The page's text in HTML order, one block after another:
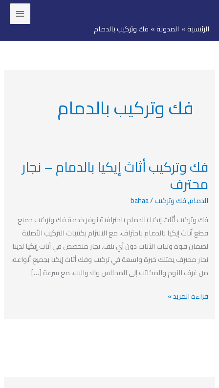
المحتوى
الرئيسية المدونة فك وتركيب بالدمام
فك وتركيب بالدمام
فك وتركيب أثاث إيكيا بالدمام – نجار
محترف
الدمام,فك وتركيب/
bahaa
فك وتركيب أثاث إيكيا بالدمام باحترافية نوفر خدمة فك وتركيب جميع
قطع أثاث إيكيا بالدمام باحتراف، مع الالتزام بكتيبات التركيب الأصلية
لضمان قوة وثبات الأثاث دون أي تلف. نجار متخصص في أثاث إيكيا لدينا
نجار محترف يمتلك خبرة واسعة في تركيب وفك أثاث إيكيا بجميع أنواعه،
من غرف النوم والمكاتب إلى المجالس والدواليب، مع سرعة […]
فك
وتركيب
أثاث
إيكيا
بالدمام
–
نجار
محترف
قراءة المزيد »